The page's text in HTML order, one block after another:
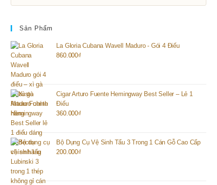
Sản Phẩm
La Gloria Cubana Wavell Maduro - Gói 4 Điếu
860.000₫
Cigar Arturo Fuente Hemingway Best Seller – Lẻ 1
Điếu
360.000₫
Bộ Dụng Cụ Vệ Sinh Tẩu 3 Trong 1 Cán Gỗ Cao Cấp
200.000₫